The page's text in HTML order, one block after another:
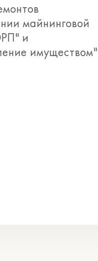
майнинговой
и
имуществом"